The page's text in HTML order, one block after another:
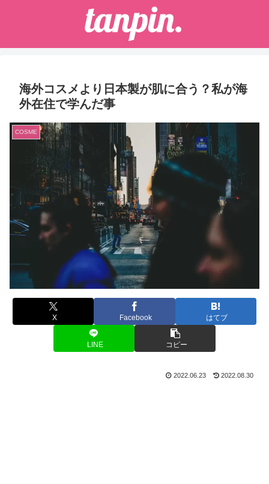
海外コスメより日本製が肌に合う？私が海
外在住で学んだ事
COSME
X Facebook はてブ
LINE コピー
2022.06.23 2022.08.30